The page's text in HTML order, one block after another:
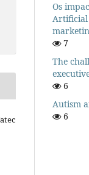
Os
Artificial
7
The
6
Autism
6